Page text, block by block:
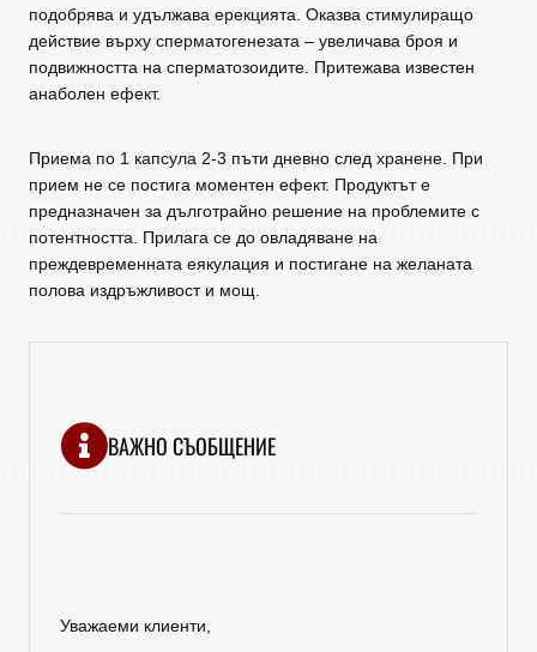
подобрява и удължава ерекцията. Оказва стимулиращо
действие върху сперматогенезата – увеличава броя и
подвижността на сперматозоидите. Притежава известен
анаболен ефект.
Приема по 1 капсула 2-3 пъти дневно след хранене. При
прием не се постига моментен ефект. Продуктът е
предназначен за дълготрайно решение на проблемите с
потентността. Прилага се до овладяване на
преждевременната еякулация и постигане на желаната
полова издръжливост и мощ.
ВАЖНО СЪОБЩЕНИЕ
Уважаеми клиенти,